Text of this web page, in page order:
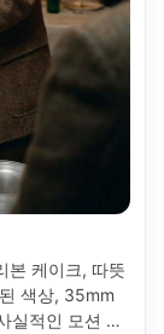
본 케이크, 따뜻
색상, 35mm
실적인 모션 블